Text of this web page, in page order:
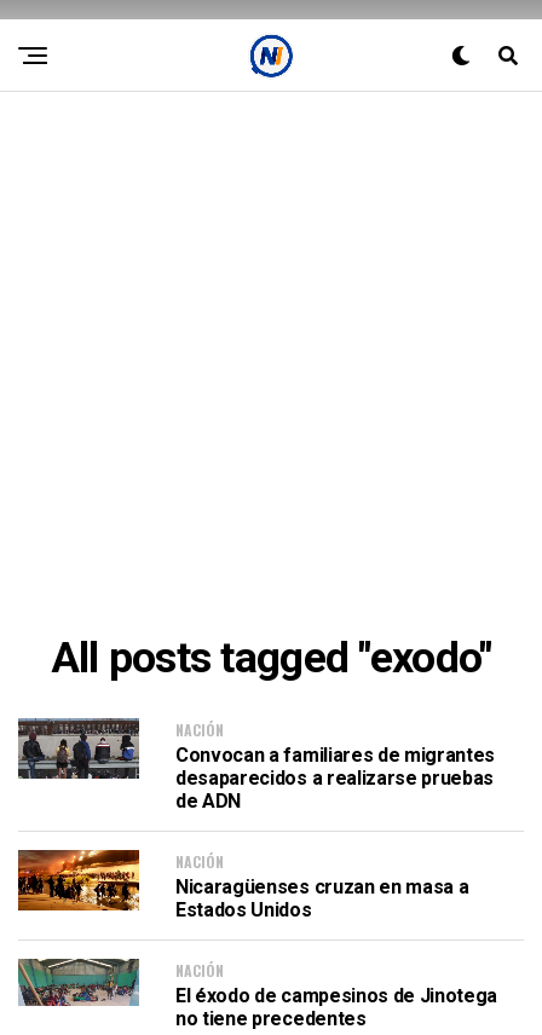
All posts tagged "exodo"
NACIÓN
Convocan a familiares de migrantes
desaparecidos a realizarse pruebas
de ADN
NACIÓN
Nicaragüenses cruzan en masa a
Estados Unidos
NACIÓN
El éxodo de campesinos de Jinotega
no tiene precedentes